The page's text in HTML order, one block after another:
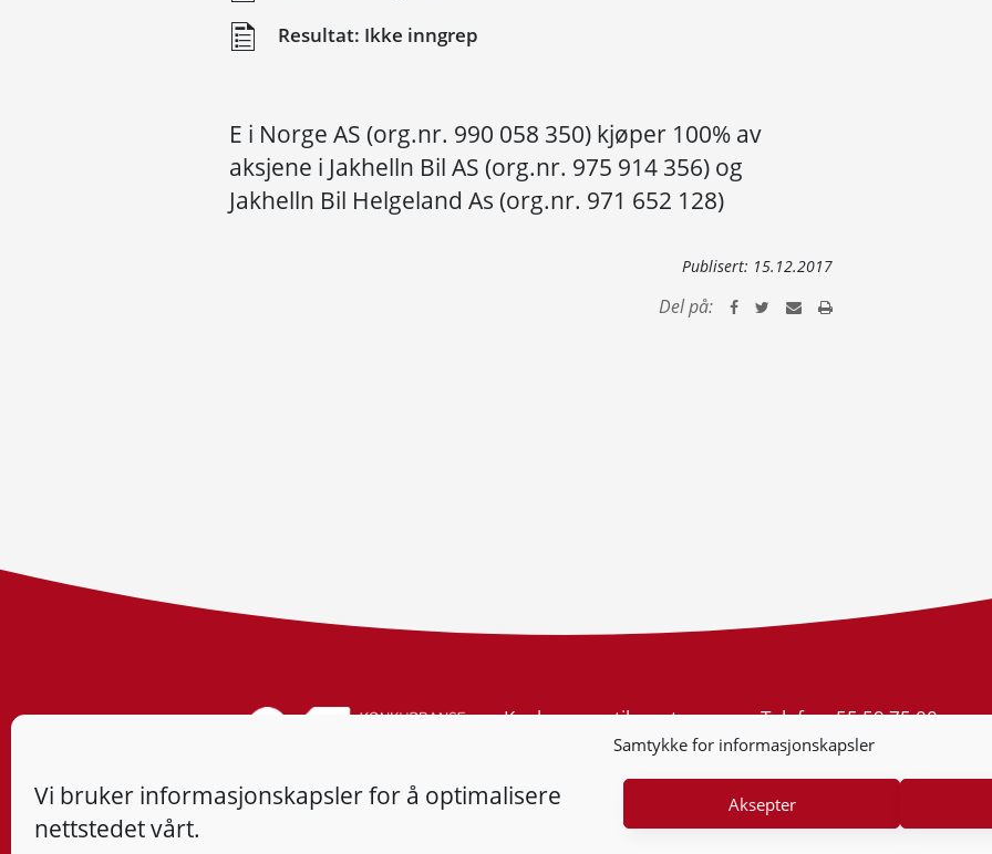
Samtykke for informasjonskapsler
Vi bruker informasjonskapsler for å optimalisere
nettstedet vårt.
Aksepter
Resultat: Ikke inngrep
E i Norge AS (org.nr. 990 058 350) kjøper 100% av
aksjene i Jakhelln Bil AS (org.nr. 975 914 356) og
Jakhelln Bil Helgeland As (org.nr. 971 652 128)
Publisert: 15.12.2017
Del på:
Konkurransetilsynet
Postboks 439 Sentrum
Org.nr: 974 761 246
Telefon:55 59 75 00
E-post:post@kt.no
Nyhetsvarsel >>